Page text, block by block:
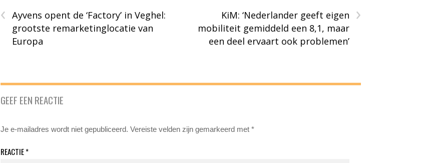
‹ Ayvens opent de ‘Factory’ in Veghel:
grootste remarketinglocatie van
Europa
›
KiM: ‘Nederlander geeft eigen
mobiliteit gemiddeld een 8,1, maar
een deel ervaart ook problemen’
GEEF EEN REACTIE
Je e-mailadres wordt niet gepubliceerd. Vereiste velden zijn gemarkeerd met*
REACTIE*